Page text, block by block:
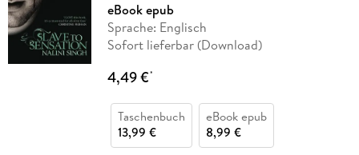
eBook epub
Sprache: Englisch
Sofort lieferbar (Download)
4,49 €*
Taschenbuch
13,99 €
eBook epub
8,99 €